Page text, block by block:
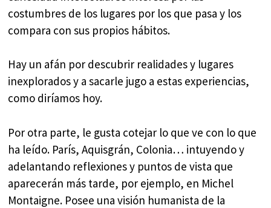
costumbres de los lugares por los que pasa y los
compara con sus propios hábitos.
Hay un afán por descubrir realidades y lugares
inexplorados y a sacarle jugo a estas experiencias,
como diríamos hoy.
Por otra parte, le gusta cotejar lo que ve con lo que
ha leído. París, Aquisgrán, Colonia… intuyendo y
adelantando reflexiones y puntos de vista que
aparecerán más tarde, por ejemplo, en Michel
Montaigne. Posee una visión humanista de la